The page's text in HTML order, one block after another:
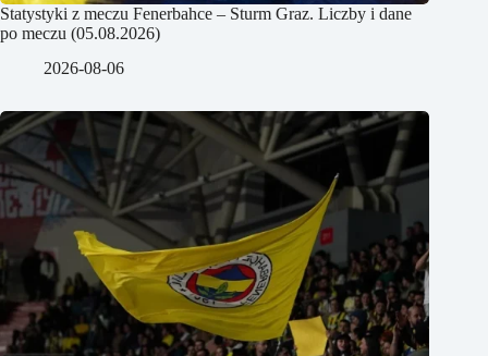
Statystyki z meczu Fenerbahce – Sturm Graz. Liczby i dane
po meczu (05.08.2026)
2026-08-06